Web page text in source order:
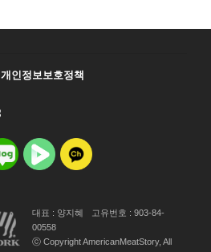
개인정보보호정책
대표 : 양지혜
고유번호 : 903-84-
00558
ⓒ Copyright AmericanMeatStory, All